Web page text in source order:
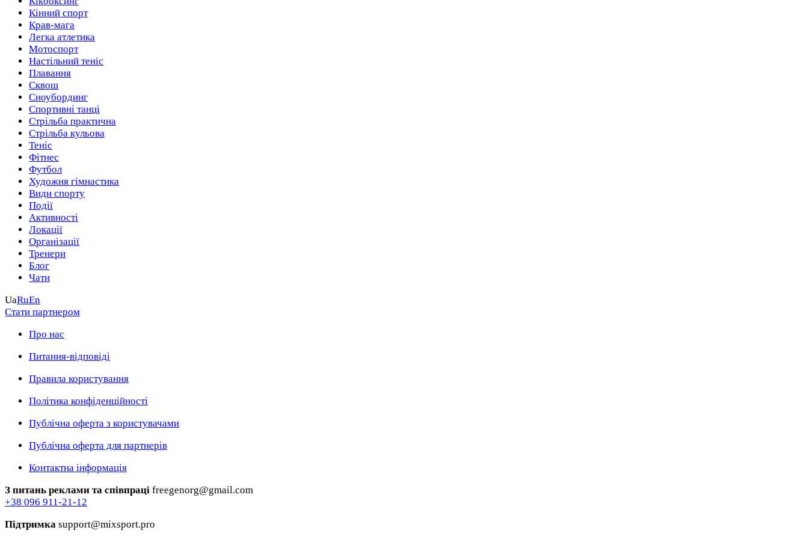
Разом з Mixsport ви точно не пропустите яскраві події!
Кінний спорт
Крав-мага
Легка атлетика
Мотоспорт
Настільний теніс
Плавання
Сквош
Сноубординг
Спортивні танці
Стрільба практична
Стрільба кульова
Теніс
Фітнес
Футбол
Художня гімнастика
Види спорту
Події
Активності
Локації
Організації
Тренери
Блог
Чати
UaRuEn
Стати партнером
Про нас
Питання-відповіді
Правила користування
Політика конфіденційності
Публічна оферта з користувачами
Публічна оферта для партнерів
Контактна інформація
З питань реклами та співпраці freegenorg@gmail.com
+38 096 911-21-12
Підтримка support@mixsport.pro